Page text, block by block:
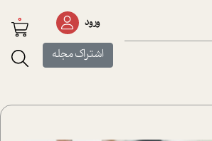
ورود
اشتراک مجله
0